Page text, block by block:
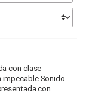
con clase
Sonido
con